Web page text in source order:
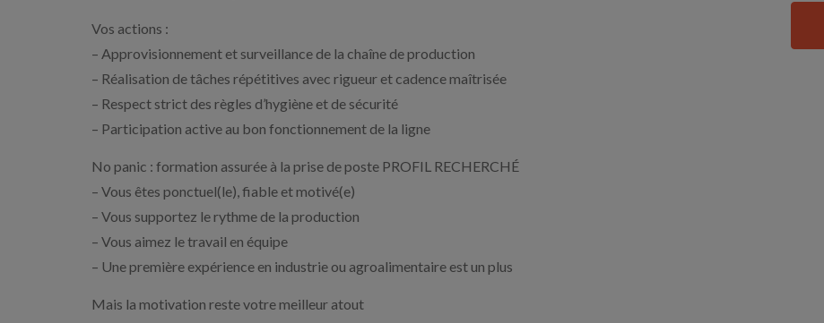
Vos actions :
– Approvisionnement et surveillance de la chaîne de production
– Réalisation de tâches répétitives avec rigueur et cadence maîtrisée
– Respect strict des règles d’hygiène et de sécurité
– Participation active au bon fonctionnement de la ligne
No panic : formation assurée à la prise de poste PROFIL RECHERCHÉ
– Vous êtes ponctuel(le), fiable et motivé(e)
– Vous supportez le rythme de la production
– Vous aimez le travail en équipe
– Une première expérience en industrie ou agroalimentaire est un plus
Mais la motivation reste votre meilleur atout